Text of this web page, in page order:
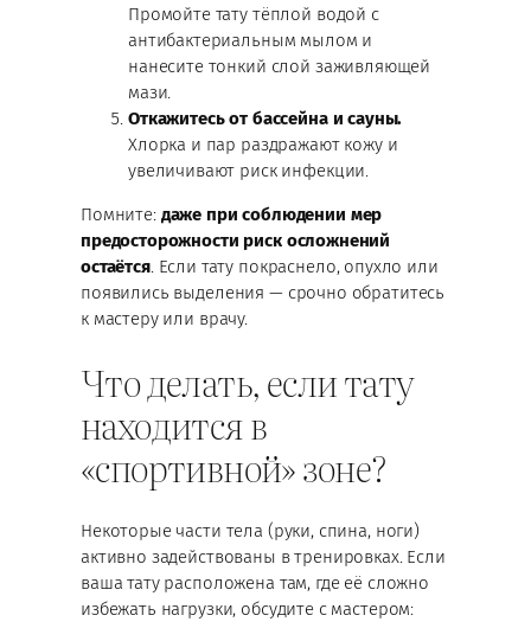
Промойте тату тёплой водой с
антибактериальным мылом и
нанесите тонкий слой заживляющей
мази.
Откажитесь от бассейна и сауны.
Хлорка и пар раздражают кожу и
увеличивают риск инфекции.
Помните: даже при соблюдении мер
предосторожности риск осложнений
остаётся. Если тату покраснело, опухло или
появились выделения — срочно обратитесь
к мастеру или врачу.
Что делать, если тату
находится в
«спортивной» зоне?
Некоторые части тела (руки, спина, ноги)
активно задействованы в тренировках. Если
ваша тату расположена там, где её сложно
избежать нагрузки, обсудите с мастером: